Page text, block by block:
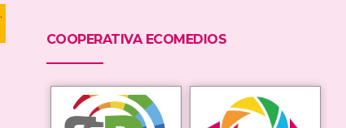
.
COOPERATIVA ECOMEDIOS